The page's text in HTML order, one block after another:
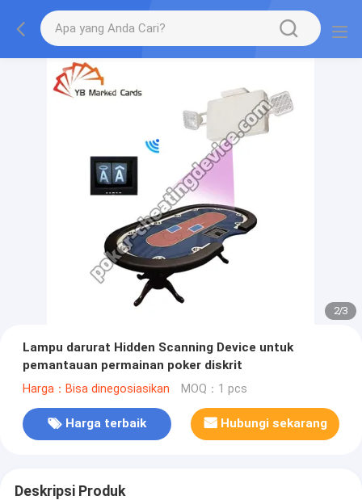
2/3
Lampu darurat Hidden Scanning Device untuk
pemantauan permainan poker diskrit
Harga：Bisa dinegosiasikan MOQ：1 pcs
Harga terbaik Hubungi sekarang
Deskripsi Produk